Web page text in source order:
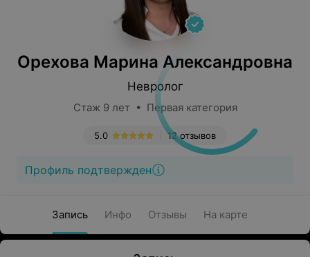
Орехова Марина Александровна
Невролог
Стаж 9 лет • Первая категория
12 отзывов
5.0
Профиль подтвержден
Запись Инфо Отзывы На карте